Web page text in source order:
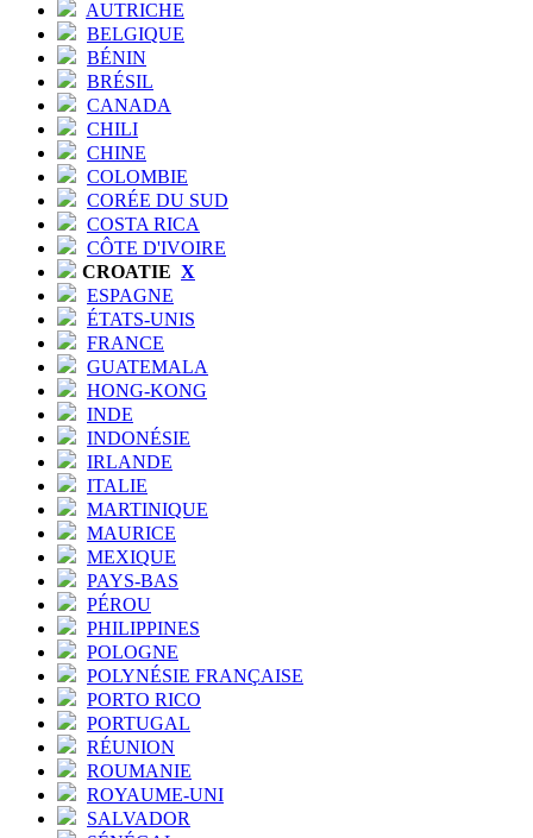
AUTRICHE
BELGIQUE
BÉNIN
BRÉSIL
CANADA
CHILI
CHINE
COLOMBIE
CORÉE DU SUD
COSTA RICA
CÔTE D'IVOIRE
CROATIE X
ESPAGNE
ÉTATS-UNIS
FRANCE
GUATEMALA
HONG-KONG
INDE
INDONÉSIE
IRLANDE
ITALIE
MARTINIQUE
MAURICE
MEXIQUE
PAYS-BAS
PÉROU
PHILIPPINES
POLOGNE
POLYNÉSIE FRANÇAISE
PORTO RICO
PORTUGAL
RÉUNION
ROUMANIE
ROYAUME-UNI
SALVADOR